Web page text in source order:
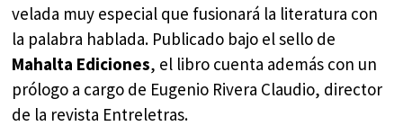
velada muy especial que fusionará la literatura con
la palabra hablada. Publicado bajo el sello de
Mahalta Ediciones, el libro cuenta además con un
prólogo a cargo de Eugenio Rivera Claudio, director
de la revista Entreletras.